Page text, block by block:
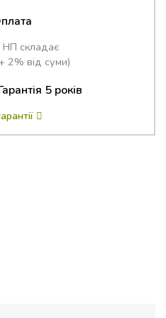
НП складає
2% від суми)
5 років